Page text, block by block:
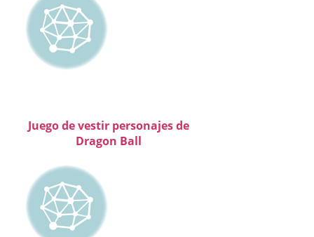
Juego de vestir personajes de
Dragon Ball